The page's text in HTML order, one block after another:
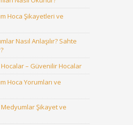
Hoca Şikayetleri ve
Nasıl Anlaşılır? Sahte
– Güvenilir Hocalar
Hoca Yorumları ve
Şikayet ve